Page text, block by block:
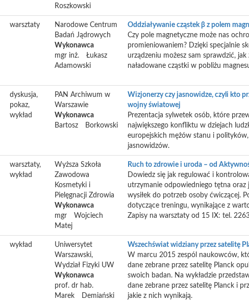
Roszkowski
warsztaty
Narodowe Centrum
Badań Jądrowych
Wykonawca
mgr inż.
Łukasz
Adamowski
Oddziaływanie cząstek β z polem
Czy pole magnetyczne może nas
promieniowaniem? Dzięki specjalnie
urządzeniu możesz sam sprawdzić, jak
naładowane cząstki w pobliżu
dyskusja,
pokaz,
wykład
PAN Archiwum w
Warszawie
Wykonawca
Bartosz
Borkowski
Wizjonerzy czy jasnowidze, czyli kto
wojny światowej
Prezentacja sylwetek osób, które
największego konfliktu w dziejach
europejskich mężów stanu i
jasnowidzów.
warsztaty,
wykład
Wyższa Szkoła
Zawodowa
Kosmetyki i
Pielęgnacji Zdrowia
Wykonawca
mgr
Wojciech
Matej
Ruch to zdrowie i uroda – od
Dowiedz się jak regulować i
utrzymanie odpowiedniego tętna oraz
wysiłek do potrzeb osoby ćwiczącej.
dotyczące treningu, wynikające z
Zapisy na warsztaty od 15 IX: tel.
wykład
Uniwersytet
Warszawski,
Wydział Fizyki UW
Wykonawca
prof. dr hab.
Marek
Demiański
Wszechświat widziany przez satelitę
W marcu 2015 zespól naukowców,
dane zebrane przez satelitę Planck
swoich badan. Na wykładzie
dane zebrane przez satelitę Planck i
jakie z nich wynikają.